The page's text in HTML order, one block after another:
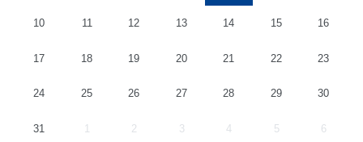
10 11 12 13 14 15 16
17 18 19 20 21 22 23
24 25 26 27 28 29 30
31 1 2 3 4 5 6